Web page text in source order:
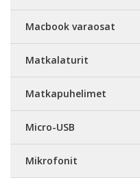
Macbook varaosat
Matkalaturit
Matkapuhelimet
Micro-USB
Mikrofonit